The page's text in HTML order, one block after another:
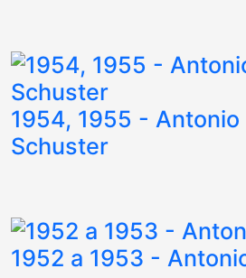
1954, 1955 - Antonio
Schuster
1952 a 1953 -